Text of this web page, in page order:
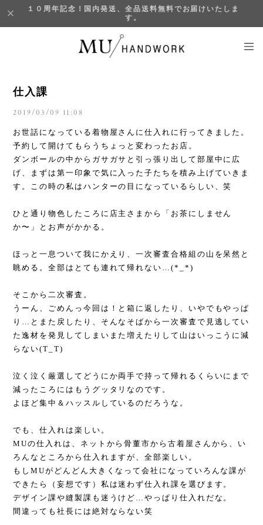
１０周年記念！国内発送、全品送料無料でお届けいたしま
す。
仕入課
2019/03/09 11:08
お世話になっている着物屋さんに仕入れに行ってきました。
予約して開けてもらうちょっと変わったお店。
ダンボールの中からガサガサと引っ張り出して部屋中に広
げ、まずは第一印象で気に入った子たちを積み上げていきま
す。この時の私はハンターの目になっているらしい、笑
ひと通り物色したころに店主さまから「お茶にしません
か〜」とお声がかかる。
ほっと一息ついて我にかえり、一次審査合格組の山を呆然と
眺める。全部はとても連れて帰れない… (*_*)
そこから二次審査。
うーん、ごめんっ今回は！と箱に返したり、いやでもやっぱ
り…とまた戻したり、そんなそばから一次審査で見逃してい
た逸材を発見してしまいまた増えたりして山はいっこうに減
らない(T_T)
泣く泣く厳選してどうにか両手で持って帰れるくらいにまで
減ったころにはもうグッタリなのです。
よほど集中＆ハッスルしているのだろうな。
でも、仕入れは楽しい。
MUの仕入れは、ネットから骨董市から古着屋さんから、い
ろんなところから仕入れますが、全部楽しい。
もしMUがどんどん大きくなって会社になっていろんな課が
できたら（妄想です）私は迷わず仕入れ課を選びます。
デザイン課や縫製課も迷うけど…やっぱり仕入れだな。
間違っても社長には絶対ならない笑